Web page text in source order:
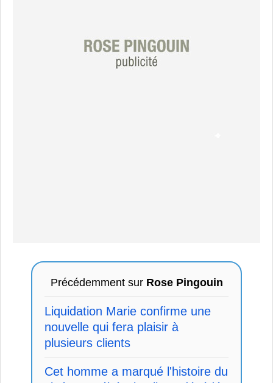
Précédemment sur Rose Pingouin
Liquidation Marie confirme une
nouvelle qui fera plaisir à
plusieurs clients
Cet homme a marqué l'histoire du